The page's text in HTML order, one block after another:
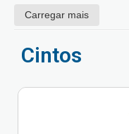
Carregar mais
Cintos